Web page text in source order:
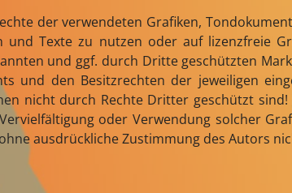
der verwendeten Grafiken,
Texte zu nutzen oder auf lizenzfreie
und ggf. durch Dritte geschützten
und den Besitzrechten der jeweiligen
nicht durch Rechte Dritter geschützt
oder Verwendung solcher
ausdrückliche Zustimmung des Autors